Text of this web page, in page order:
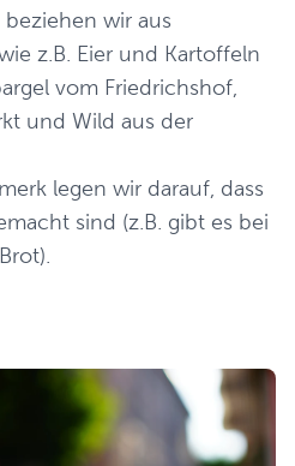
wir aus
z.B. Eier und Kartoffeln
vom Friedrichshof,
und Wild aus der
legen wir darauf, dass
sind (z.B. gibt es bei